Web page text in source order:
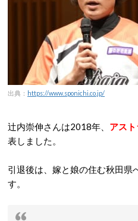
出典： https://www.sponichi.co.jp/
辻内崇伸さんは2018年、 アス
表しました。
引退後は、嫁と娘の住む秋田県
す。